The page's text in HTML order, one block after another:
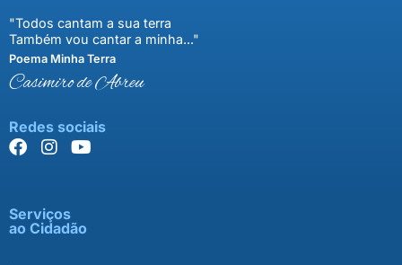
"Todos cantam a sua terra
Também vou cantar a minha..."
Poema Minha Terra
Casimiro de Abreu
Redes sociais
Serviços
ao Cidadão